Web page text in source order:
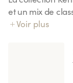
et un mix de
Notre riz Kenko
Voir plus